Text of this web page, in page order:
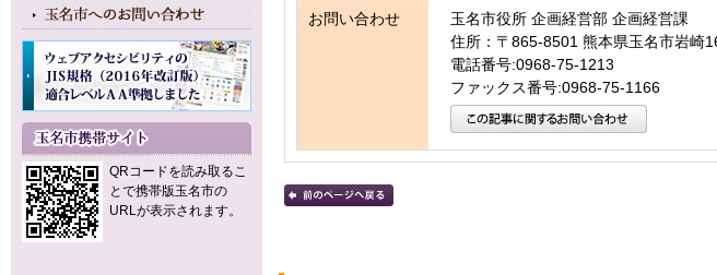
QRコードを読み取るこ
とで携帯版玉名市の
URLが表示されます。
お問い合わせ
玉名市役所 企画経営部 企画経営課
住所：〒865-8501 熊本県玉名市岩崎
電話番号:0968-75-1213
ファックス番号:0968-75-1166